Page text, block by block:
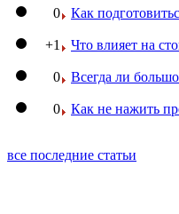
0 Как
+1 Что влияет на
0 Всегда ли
0 Как не нажить
все последние статьи